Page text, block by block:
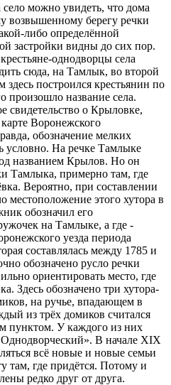
можно увидеть, что дома
возвышенному берегу речки
либо определённой
застройки видны до сих пор.
однодворцы села
сюда, на Тамлык, во второй
построился крестьянин по
произошло название села.
свидетельство о Крыловке,
Воронежского
обозначение мелких
условно. На речке Тамлыке
названием Крылов. Но он
Тамлыка, примерно там, где
Вероятно, при составлении
местоположение этого хутора в
обозначил его
на Тамлыке, а где -
уезда периода
составлялась между 1785 и
обозначено русло речки
ориентировать место, где
Здесь обозначено три хутора-
на ручье, впадающем в
из трёх домиков считался
пунктом. У каждого из них
В начале XIX
всё новые и новые семьи
там, где придётся. Потому и
редко друг от друга.